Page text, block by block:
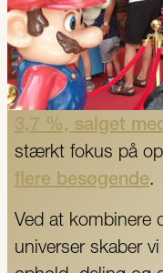
kunder får mere
stemning,
de længere og
footfall i
3,7 %, salget
stærkt fokus på
flere besøgende.
Ved at kombinere
universer skaber